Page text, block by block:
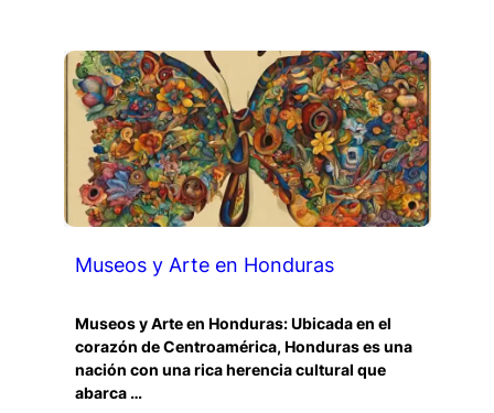
Museos y Arte en Honduras
Museos y Arte en Honduras: Ubicada en el
corazón de Centroamérica, Honduras es una
nación con una rica herencia cultural que
abarca …